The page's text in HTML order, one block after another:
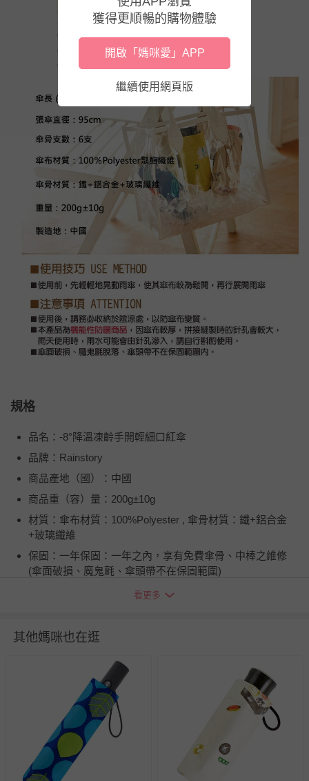
規格
品名：-8°降溫凍齡手開輕細口紅傘
品牌：Rainstory
商品產地（國）：中國
商品重（容）量：200g±10g
材質：傘布材質：100%Polyester , 傘骨材質：鐵+鋁合金
+玻璃纖維
保固：一年保固：一年之內，享有免費傘骨、中棒之維修
(傘面破損、魔鬼氈、傘頭帶不在保固範圍)
詳細尺寸：240mm * 50mm * 50mm
或颱風天使用。
使用方式：使用前，先輕輕地晃動雨傘，使其傘布較為鬆
開，再行展開雨傘。
商品運送限制：出貨地限台灣本島
您所購買的商品享有7天的鑑賞期／猶豫期權益，但此期間
並非試用期，您所退回的商品必須是未經使用的全新狀態，
包含完整包裝、配件、說明文件及贈品等。
看更多
其他媽咪也在逛
獲得更順暢的購物體驗
開啟「媽咪愛」APP
繼續使用網頁版